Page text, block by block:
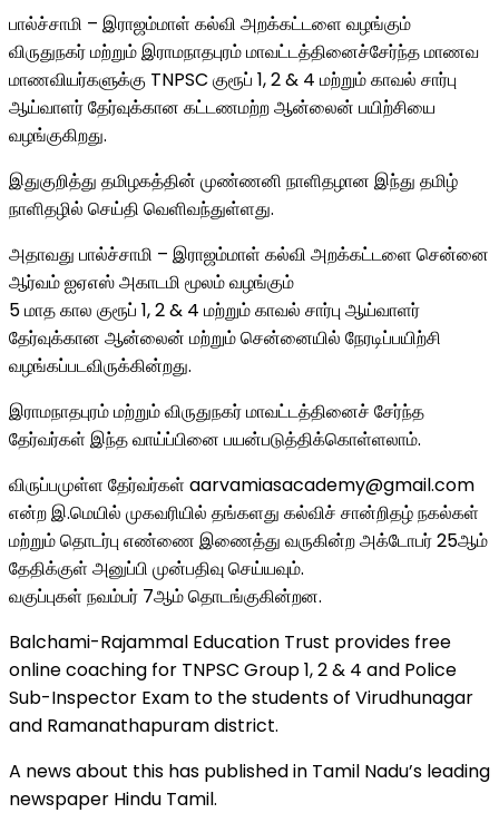
பால்ச்சாமி – இராஜம்மாள் கல்வி அறக்கட்டளை வழங்கும்
விருதுநகர் மற்றும் இராமநாதபுரம் மாவட்டத்தினைச்சேர்ந்த மாணவ
மாணவியர்களுக்கு TNPSC குரூப் 1, 2 & 4 மற்றும் காவல் சார்பு
ஆய்வாளர் தேர்வுக்கான கட்டணமற்ற ஆன்லைன் பயிற்சியை
வழங்குகிறது.
இதுகுறித்து தமிழகத்தின் முண்ணனி நாளிதழான இந்து தமிழ்
நாளிதழில் செய்தி வெளிவந்துள்ளது.
அதாவது பால்ச்சாமி – இராஜம்மாள் கல்வி அறக்கட்டளை சென்னை
ஆர்வம் ஐஏஎஸ் அகாடமி மூலம் வழங்கும்
5 மாத கால குரூப் 1, 2 & 4 மற்றும் காவல் சார்பு ஆய்வாளர்
தேர்வுக்கான ஆன்லைன் மற்றும் சென்னையில் நேரடிப்பயிற்சி
வழங்கப்படவிருக்கின்றது.
இராமநாதபுரம் மற்றும் விருதுநகர் மாவட்டத்தினைச் சேர்ந்த
தேர்வர்கள் இந்த வாய்ப்பினை பயன்படுத்திக்கொள்ளலாம்.
விருப்பமுள்ள தேர்வர்கள் aarvamiasacademy@gmail.com
என்ற இ.மெயில் முகவரியில் தங்களது கல்விச் சான்றிதழ் நகல்கள்
மற்றும் தொடர்பு எண்ணை இணைத்து வருகின்ற அக்டோபர் 25ஆம்
தேதிக்குள் அனுப்பி முன்பதிவு செய்யவும்.
வகுப்புகள் நவம்பர் 7ஆம் தொடங்குகின்றன.
Balchami-Rajammal Education Trust provides free
online coaching for TNPSC Group 1, 2 & 4 and Police
Sub-Inspector Exam to the students of Virudhunagar
and Ramanathapuram district.
A news about this has published in Tamil Nadu’s leading
newspaper Hindu Tamil.